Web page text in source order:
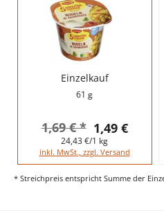
Einzelkauf
61 g
1,49 €
1,69 € *
24,43 €/1 kg
inkl. MwSt., zzgl. Versand
* Streichpreis entspricht Summe der